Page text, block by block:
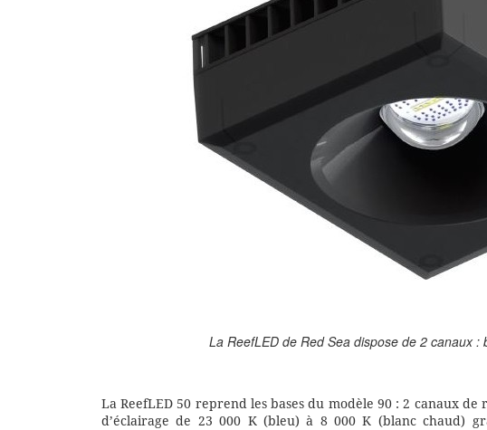
La ReefLED de Red Sea dispose de 2 canaux :
La ReefLED 50 reprend les bases du modèle 90 : 2 canaux
d’éclairage de 23 000 K (bleu) à 8 000 K (blanc chaud)